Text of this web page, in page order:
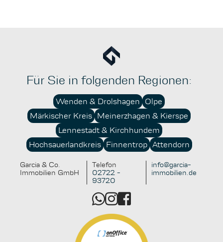
bessere Vermietbarkeit, höhere Renditeperspektiven
und ein gesteigertes Sicherheitsgefühl im Hinblick auf
kommende gesetzliche Bestimmungen sind
überzeugende Argumente für mehr Nachhaltigkeit im
Immobilienbestand. Wer sich frühzeitig mit
Fördermöglichkeiten und nachhaltigen Konzepten
beschäftigt, schafft für sich und künftige
Generationen einen echten Mehrwert.
Für Sie in folgenden Regionen:
Wenden & Drolshagen
Olpe
Märkischer Kreis Meinerzhagen & Kierspe
Lennestadt & Kirchhundem
Hochsauerlandkreis
Finnentrop Attendorn
Garcia & Co.
Immobilien GmbH
Telefon
02722 -
93720
info@garcia-
immobilien.de